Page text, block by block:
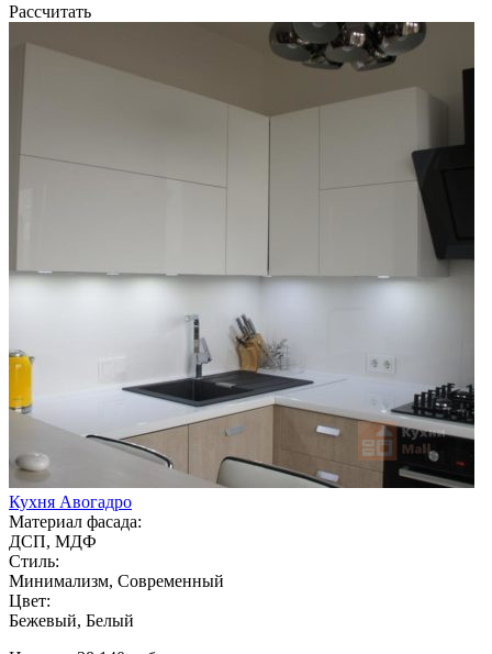
Рассчитать
Кухня Авогадро
Материал фасада:
ДСП, МДФ
Стиль:
Минимализм, Современный
Цвет:
Бежевый, Белый